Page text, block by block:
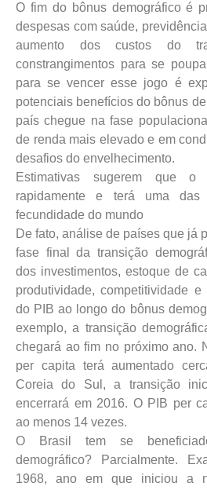
O fim do bônus demográfico é
despesas com saúde,
aumento dos custos do
constrangimentos para se
para se vencer esse jogo é
potenciais benefícios do bônus
país chegue na fase
de renda mais elevado e em
desafios do envelhecimento.
Estimativas sugerem que o
rapidamente e terá uma das
fecundidade do mundo
De fato, análise de países que já
fase final da transição
dos investimentos, estoque de
produtividade, competitividade
do PIB ao longo do bônus
exemplo, a transição
chegará ao fim no próximo ano.
per capita terá aumentado
Coreia do Sul, a transição
encerrará em 2016. O PIB per
ao menos 14 vezes.
O Brasil tem se
demográfico? Parcialmente.
1968, ano em que iniciou a